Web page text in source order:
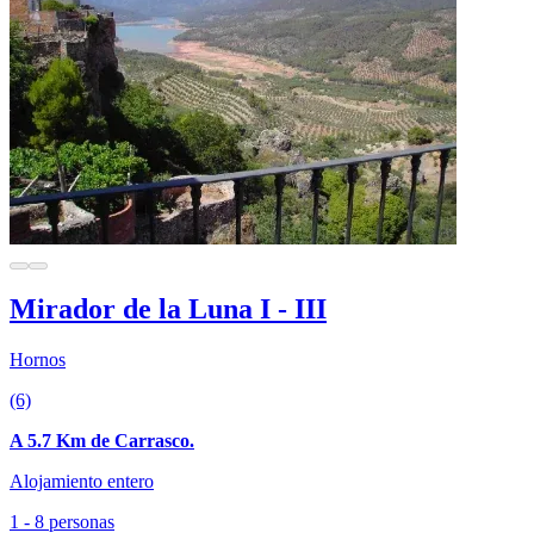
Mirador de la Luna I - III
Hornos
(6)
A 5.7 Km de Carrasco.
Alojamiento entero
1 - 8 personas